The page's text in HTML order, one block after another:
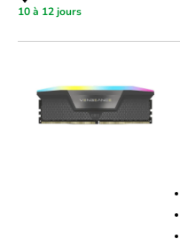
10 à 12 jours